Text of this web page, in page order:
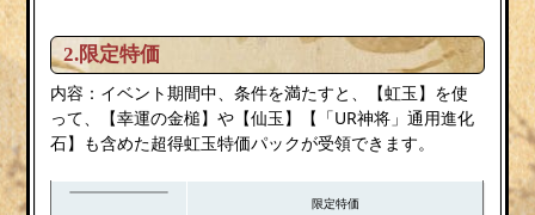
2.限定特価
内容：イベント期間中、条件を満たすと、【虹玉】を使
って、【幸運の金槌】や【仙玉】【「UR神将」通用進化
石】も含めた超得虹玉特価パックが受領できます。
限定特価